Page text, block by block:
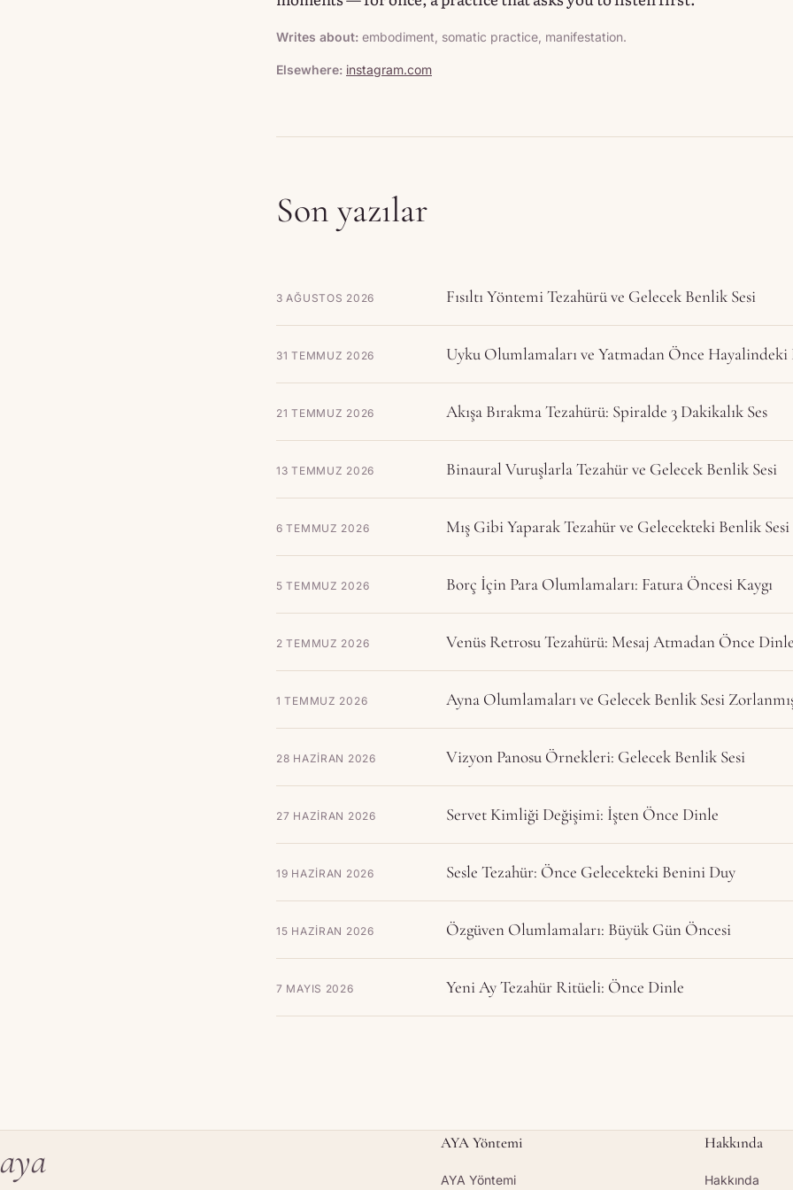
Writes about: embodiment, somatic practice, manifestation.
Elsewhere: instagram.com
Son yazılar
3 AĞUSTOS 2026 Fısıltı Yöntemi Tezahürü ve Gelecek Benlik Sesi
31 TEMMUZ 2026 Uyku Olumlamaları ve Yatmadan Önce Hayalindeki
21 TEMMUZ 2026 Akışa Bırakma Tezahürü: Spiralde 3 Dakikalık Ses
13 TEMMUZ 2026 Binaural Vuruşlarla Tezahür ve Gelecek Benlik Sesi
6 TEMMUZ 2026 Mış Gibi Yaparak Tezahür ve Gelecekteki Benlik Sesi
5 TEMMUZ 2026 Borç İçin Para Olumlamaları: Fatura Öncesi Kaygı
2 TEMMUZ 2026 Venüs Retrosu Tezahürü: Mesaj Atmadan Önce Dinle
1 TEMMUZ 2026 Ayna Olumlamaları ve Gelecek Benlik Sesi
28 HAZIRAN 2026 Vizyon Panosu Örnekleri: Gelecek Benlik Sesi
27 HAZIRAN 2026 Servet Kimliği Değişimi: İşten Önce Dinle
19 HAZIRAN 2026 Sesle Tezahür: Önce Gelecekteki Benini Duy
15 HAZIRAN 2026 Özgüven Olumlamaları: Büyük Gün Öncesi
7 MAYIS 2026 Yeni Ay Tezahür Ritüeli: Önce Dinle
aya AYA Yöntemi
AYA Yöntemi
Hakkında
Hakkında